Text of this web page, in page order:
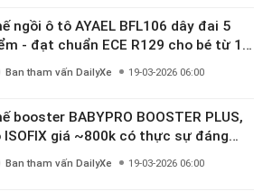
ngồi ô tô AYAEL BFL106 dây đai 5
- đạt chuẩn ECE R129 cho bé từ 1–
tuổi
Ban tham vấn DailyXe 19-03-2026 06:00
booster BABYPRO BOOSTER PLUS,
ISOFIX giá ~800k có thực sự đáng
Ban tham vấn DailyXe 19-03-2026 06:00